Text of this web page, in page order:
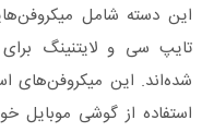
این دسته شامل
تایپ سی و لایتنینگ
شده‌اند. این میکروفن‌های
استفاده از گوشی موبایل